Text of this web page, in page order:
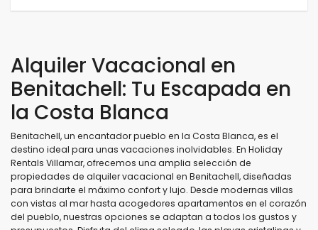
Alquiler Vacacional en
Benitachell: Tu Escapada en
la Costa Blanca
Benitachell, un encantador pueblo en la Costa Blanca, es el
destino ideal para unas vacaciones inolvidables. En Holiday
Rentals Villamar, ofrecemos una amplia selección de
propiedades de alquiler vacacional en Benitachell, diseñadas
para brindarte el máximo confort y lujo. Desde modernas villas
con vistas al mar hasta acogedores apartamentos en el corazón
del pueblo, nuestras opciones se adaptan a todos los gustos y